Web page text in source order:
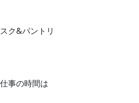
ク&パントリ
事の時間は